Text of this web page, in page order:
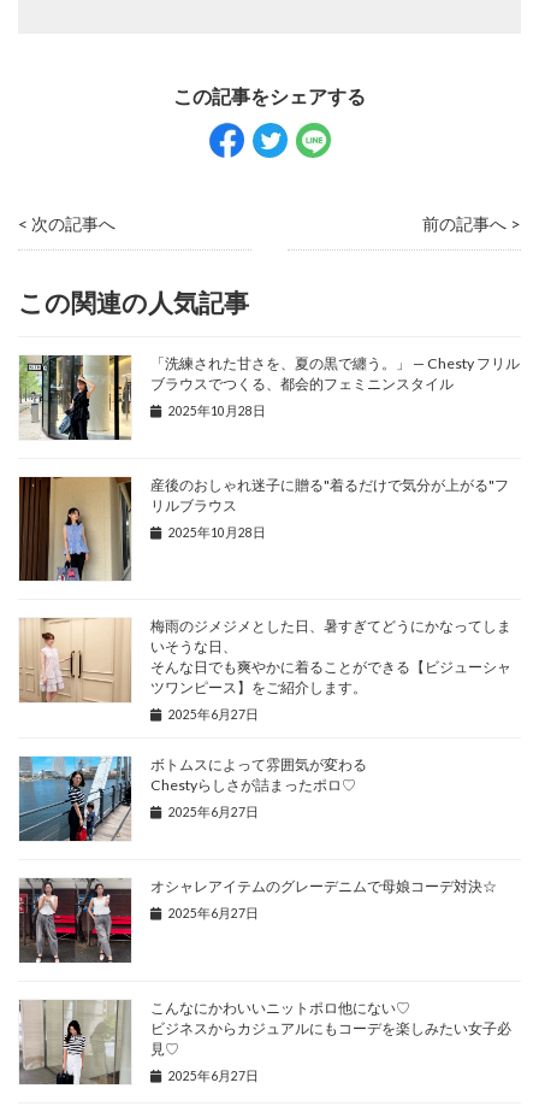
< 次の記事へ 前の記事へ >
この関連の人気記事
「洗練された甘さを、夏の黒で纏う。」 — Chesty フリル
ブラウスでつくる、都会的フェミニンスタイル
2025年10月28日
産後のおしゃれ迷子に贈る"着るだけで気分が上がる"フ
リルブラウス
2025年10月28日
梅雨のジメジメとした日、暑すぎてどうにかなってしま
いそうな日、
そんな日でも爽やかに着ることができる【ビジューシャ
ツワンピース】をご紹介します。
2025年6月27日
ボトムスによって雰囲気が変わる
Chestyらしさが詰まったポロ♡
2025年6月27日
オシャレアイテムのグレーデニムで母娘コーデ対決☆
2025年6月27日
こんなにかわいいニットポロ他にない♡
ビジネスからカジュアルにもコーデを楽しみたい女子必
見♡
2025年6月27日